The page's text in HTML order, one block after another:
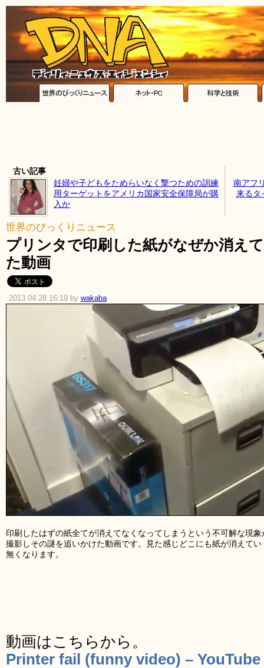
古い記事
妊婦や子どもをためらいなく撃つための訓練
用ターゲットをアメリカ国家安全保障局が購
入か
南アフ
来るタ
世界のびっくりニュース
プリンタで印刷した紙がなぜか消え
た動画
2013.04.28 16:19 by wakaba
印刷したはずの紙全てが消えてなくなってしまうという不可解な現
撮影しその謎を追いかけた動画です。見た感じどこにも紙が消えて
無くなります。
動画はこちらから。
Printer fail (funny video) – YouTube